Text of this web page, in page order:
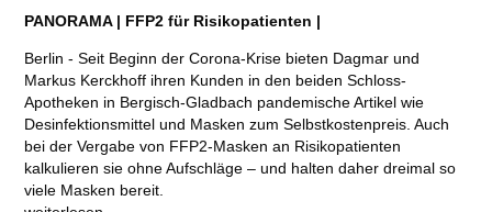
PANORAMA | FFP2 für Risikopatienten |
Berlin - Seit Beginn der Corona-Krise bieten Dagmar und
Markus Kerckhoff ihren Kunden in den beiden Schloss-
Apotheken in Bergisch-Gladbach pandemische Artikel wie
Desinfektionsmittel und Masken zum Selbstkostenpreis. Auch
bei der Vergabe von FFP2-Masken an Risikopatienten
kalkulieren sie ohne Aufschläge – und halten daher dreimal so
viele Masken bereit.